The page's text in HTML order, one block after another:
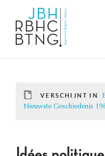
VERSCHIJNT IN
Nieuwste Geschiedenis